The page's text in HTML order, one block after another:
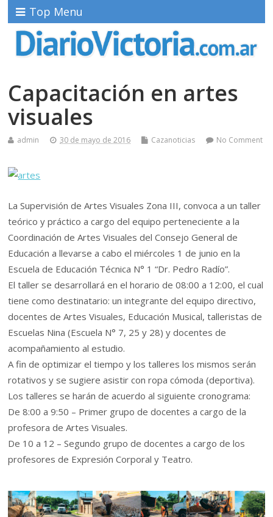
Top Menu
Capacitación en artes
visuales
admin 30 de mayo de 2016 Cazanoticias No Comment
La Supervisión de Artes Visuales Zona III, convoca a un taller
teórico y práctico a cargo del equipo perteneciente a la
Coordinación de Artes Visuales del Consejo General de
Educación a llevarse a cabo el miércoles 1 de junio en la
Escuela de Educación Técnica N° 1 “Dr. Pedro Radío”.
El taller se desarrollará en el horario de 08:00 a 12:00, el cual
tiene como destinatario: un integrante del equipo directivo,
docentes de Artes Visuales, Educación Musical, talleristas de
Escuelas Nina (Escuela N° 7, 25 y 28) y docentes de
acompañamiento al estudio.
A fin de optimizar el tiempo y los talleres los mismos serán
rotativos y se sugiere asistir con ropa cómoda (deportiva).
Los talleres se harán de acuerdo al siguiente cronograma:
De 8:00 a 9:50 – Primer grupo de docentes a cargo de la
profesora de Artes Visuales.
De 10 a 12 – Segundo grupo de docentes a cargo de los
profesores de Expresión Corporal y Teatro.